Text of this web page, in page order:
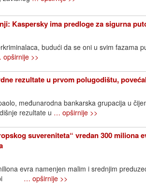
Kaspersky ima predloge za sigurna
budući da se oni u svim fazama
>>
rezultate u prvom polugodištu,
međunarodna bankarska grupacija u
rezultate u … opširnije >>
suvereniteta“ vredan 300 miliona
evra namenjen malim i srednjim
… opširnije >>